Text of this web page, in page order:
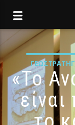
«Το